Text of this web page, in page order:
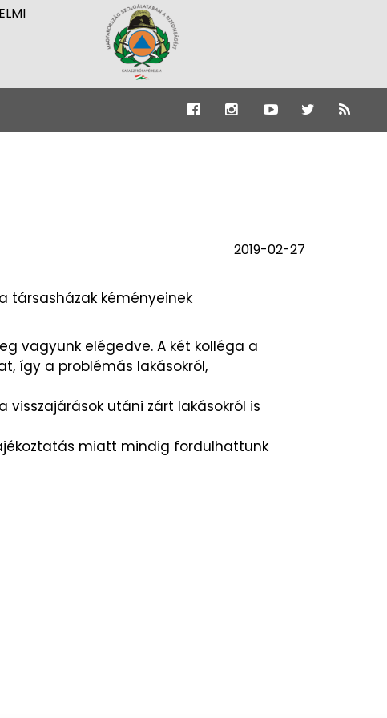
2019-02-27
társasházak kéményeinek
vagyunk elégedve. A két kolléga a
így a problémás lakásokról,
visszajárások utáni zárt lakásokról is
miatt mindig fordulhattunk